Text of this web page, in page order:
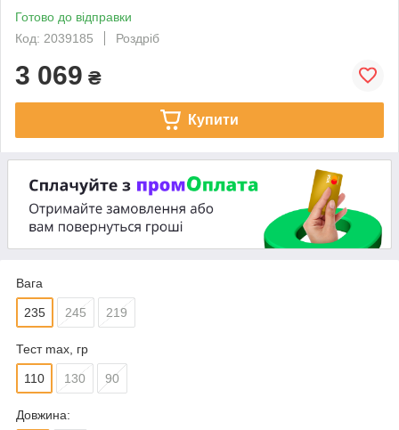
Готово до відправки
Код: 2039185
Роздріб
3 069 ₴
Купити
Вага
235 245 219
Тест max, гр
110 130 90
Довжина: